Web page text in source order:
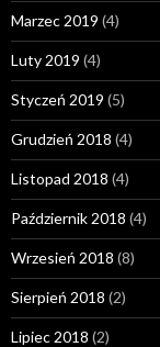
Marzec 2019 (4)
Luty 2019 (4)
Styczeń 2019 (5)
Grudzień 2018 (4)
Listopad 2018 (4)
Październik 2018 (4)
Wrzesień 2018 (8)
Sierpień 2018 (2)
Lipiec 2018 (2)